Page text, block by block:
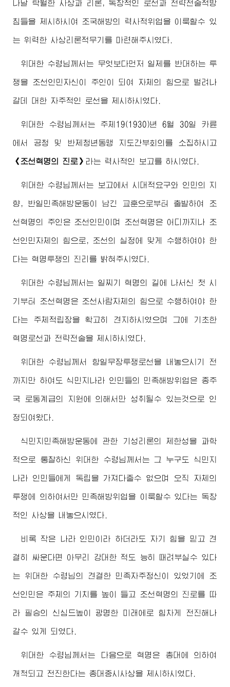
나날 탁월한 사상과 리론, 독창적인 로선과 전략전술적방
침들을 제시하시여 조국해방의 력사적위업을 이룩할수 있
는 위력한 사상리론적무기를 마련해주시였다.
위대한 수령님께서는 무엇보다먼저 일제를 반대하는 투
쟁을 조선인민자신이 주인이 되여 자체의 힘으로 벌려나
갈데 대한 자주적인 로선을 제시하시였다.
위대한 수령님께서 는 주체19(1930)년 6월 30일 카륜
에서 공청 및 반제청년동맹 지도간부회의를 소집하시고
《조선혁명의 진로》 라는 력사적인 보고를 하시였다.
위대한 수령님께서는 보고에서 시대적요구와 인민의 지
향, 반일민족해방운동이 남긴 교훈으로부터 출발하여 조
선혁명의 주인은 조선인민이며 조선혁명은 어디까지나 조
선인민자체의 힘으로, 조선의 실정에 맞게 수행하여야 한
다는 혁명투쟁의 진리를 밝혀주시였다.
위대한 수령님께서는 일찌기 혁명의 길에 나서신 첫 시
기부터 조선혁명은 조선사람자체의 힘으로 수행하여야 한
다는 주체적립장을 확고히 견지하시였으며 그에 기초한
혁명로선과 전략전술을 제시하시였다.
위대한 수령님께서 항일무장투쟁로선을 내놓으시기 전
까지만 하여도 식민지나라 인민들의 민족해방위업은 종주
국 로동계급의 지원에 의해서만 성취될수 있는것으로 인
정되여왔다.
식민지민족해방운동에 관한 기성리론의 제한성을 과학
적으로 통찰하신 위대한 수령님께서 는 그 누구도 식민지
나라 인민들에게 독립을 가져다줄수 없으며 오직 자체의
투쟁에 의하여서만 민족해방위업을 이룩할수 있다는 독창
적인 사상을 내놓으시였다.
비록 작은 나라 인민이라 하더라도 자기 힘을 믿고 견
결히 싸운다면 아무리 강대한 적도 능히 때려부실수 있다
는 위대한 수령님 의 견결한 민족자주정신이 있었기에 조
선인민은 주체의 기치를 높이 들고 조선혁명의 진로를 따
라 필승의 신심드높이 광명한 미래에로 힘차게 전진해나
갈수 있게 되였다.
위대한 수령님께서는 다음으로 혁명은 총대에 의하여
개척되고 전진한다는 총대중시사상을 제시하시였다.